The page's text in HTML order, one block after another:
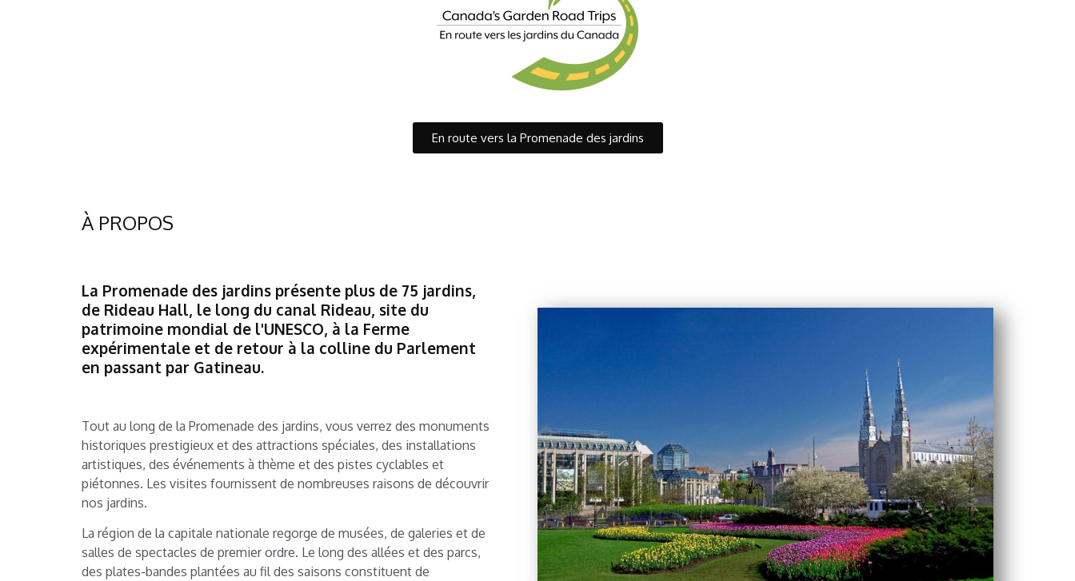
En route vers la Promenade des jardins
À PROPOS
La Promenade des jardins présente plus de 75 jardins,
de Rideau Hall, le long du canal Rideau, site du
patrimoine mondial de l'UNESCO, à la Ferme
expérimentale et de retour à la colline du Parlement
en passant par Gatineau.
Tout au long de la Promenade des jardins, vous verrez des monuments
historiques prestigieux et des attractions spéciales, des installations
artistiques, des événements à thème et des pistes cyclables et
piétonnes. Les visites fournissent de nombreuses raisons de découvrir
nos jardins.
La région de la capitale nationale regorge de musées, de galeries et de
salles de spectacles de premier ordre. Le long des allées et des parcs,
des plates-bandes plantées au fil des saisons constituent de